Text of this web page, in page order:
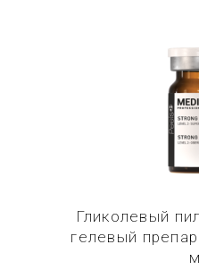
Купить
Гликолевый
гелевый